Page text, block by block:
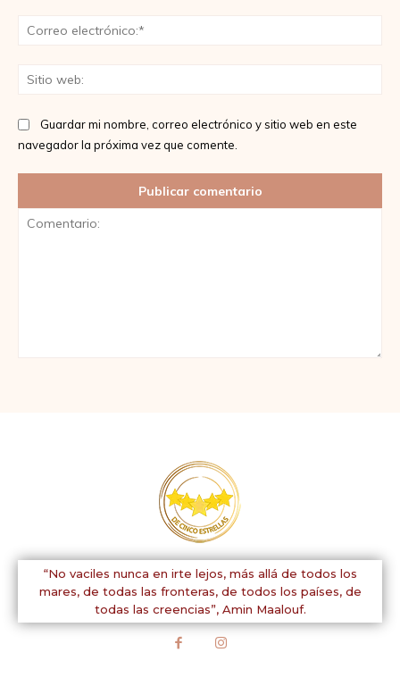
Guardar mi nombre, correo electrónico y sitio web en este
navegador la próxima vez que comente.
“No vaciles nunca en irte lejos, más allá de todos los
mares, de todas las fronteras, de todos los países, de
todas las creencias”, Amin Maalouf.